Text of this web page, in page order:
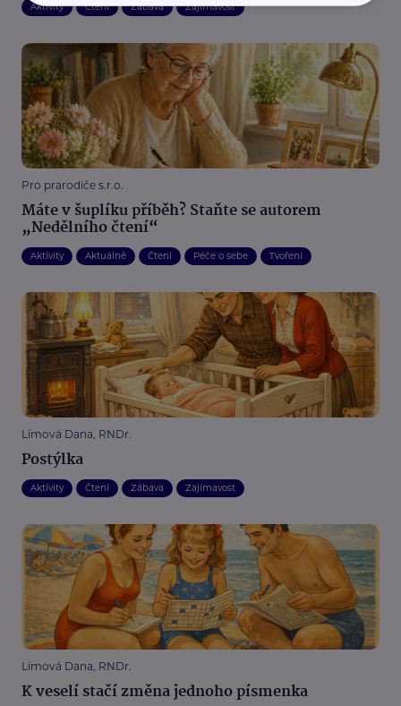
Aktivity Čtení Zábava Zajímavost
Pro prarodiče s.r.o.
Máte v šuplíku příběh? Staňte se autorem
„Nedělního čtení“
Aktivity Aktuálně Čtení Péče o sebe Tvoření
Límová Dana, RNDr.
Postýlka
Aktivity Čtení Zábava Zajímavost
Límová Dana, RNDr.
K veselí stačí změna jednoho písmenka